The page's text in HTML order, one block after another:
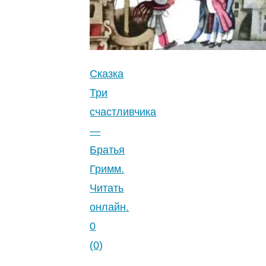
Сказка
Три
счастливчика
—
Братья
Гримм.
Читать
онлайн.
0
(0)